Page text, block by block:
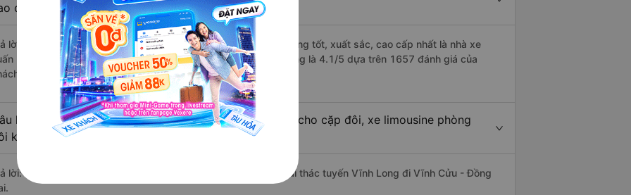
cấp nhất?
lời: Những hãng xe đi Vĩnh Long Vĩnh Cửu - Đồng Nai chất lượng tốt, xuất sắc, cao cấp nhất là nhà xe
Hiệp đi Vĩnh Cửu - Đồng Nai từ Vĩnh Long với điểm chất lượng là 4.1/5 dựa trên 1657 đánh giá của
hàng).
hỏi: Có loại xe Vĩnh Long Vĩnh Cửu - Đồng Nai dành cho cặp đôi, xe limousine phòng
không?
lời: Hiện tại chưa có nhà xe nào có loại xe giường nằm đôi khai thác tuyến Vĩnh Long đi Vĩnh Cửu - Đồng